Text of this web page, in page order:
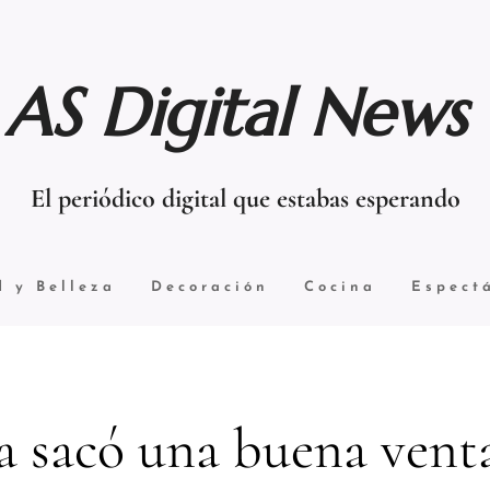
AS Digital News
El periódico digital que estabas esperando
y Belleza Decoración Cocina
sacó una buena